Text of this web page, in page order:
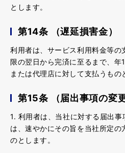
とします。
第14条 （遅延損害金）
利用者は、サービス利用料金等の
限の翌日から完済に至るまで、
または代理店に対して支払うもの
第15条 （届出事項の変更
1. 利用者は、当社に対する届出事
は、速やかにその旨を当社所定の
のとします。